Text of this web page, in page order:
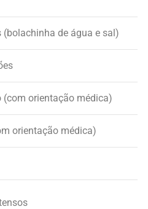
(bolachinha de água e sal)
orientação médica)
orientação médica)